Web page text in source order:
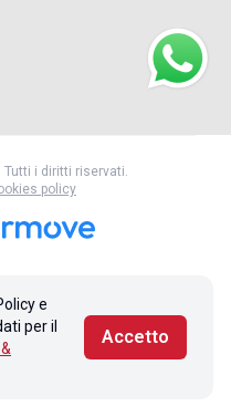
e
per il
Accetto
Tutti i diritti riservati.
policy